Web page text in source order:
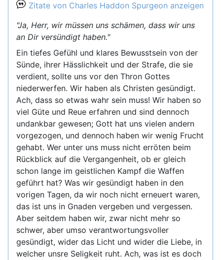
Zitate von Charles Haddon Spurgeon anzeigen
"Ja, Herr, wir müssen uns schämen, dass wir uns
an Dir versündigt haben."
Ein tiefes Gefühl und klares Bewusstsein von der
Sünde, ihrer Hässlichkeit und der Strafe, die sie
verdient, sollte uns vor den Thron Gottes
niederwerfen. Wir haben als Christen gesündigt.
Ach, dass so etwas wahr sein muss! Wir haben so
viel Güte und Reue erfahren und sind dennoch
undankbar gewesen; Gott hat uns vielen andern
vorgezogen, und dennoch haben wir wenig Frucht
gehabt. Wer unter uns muss nicht erröten beim
Rückblick auf die Vergangenheit, ob er gleich
schon lange im geistlichen Kampf die Waffen
geführt hat? Was wir gesündigt haben in den
vorigen Tagen, da wir noch nicht erneuert waren,
das ist uns in Gnaden vergeben und vergessen.
Aber seitdem haben wir, zwar nicht mehr so
schwer, aber umso verantwortungsvoller
gesündigt, wider das Licht und wider die Liebe, in
welcher unsre Seligkeit ruht. Ach, was ist es doch